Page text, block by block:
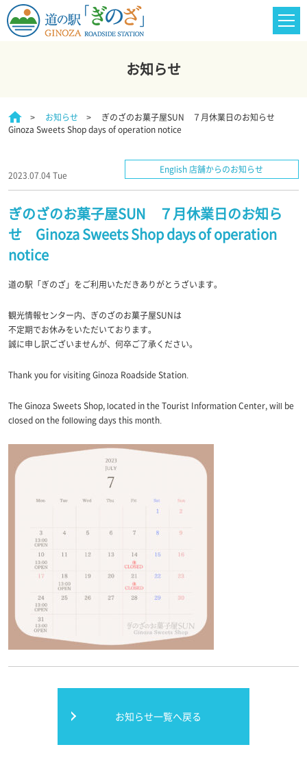
お知らせ
お知らせ
ぎのざのお菓子屋SUN ７月休業日のお知らせ
Ginoza Sweets Shop days of operation notice
2023.07.04 Tue English 店舗からのお知らせ
ぎのざのお菓子屋SUN ７月休業日のお知ら
せ Ginoza Sweets Shop days of operation
notice
道の駅「ぎのざ」をご利用いただきありがとうざいます。
観光情報センター内、ぎのざのお菓子屋SUNは
不定期でお休みをいただいております。
誠に申し訳ございませんが、何卒ご了承ください。
Thank you for visiting Ginoza Roadside Station.
The Ginoza Sweets Shop, located in the Tourist Information Center, will be
closed on the following days this month.
お知らせ一覧へ戻る